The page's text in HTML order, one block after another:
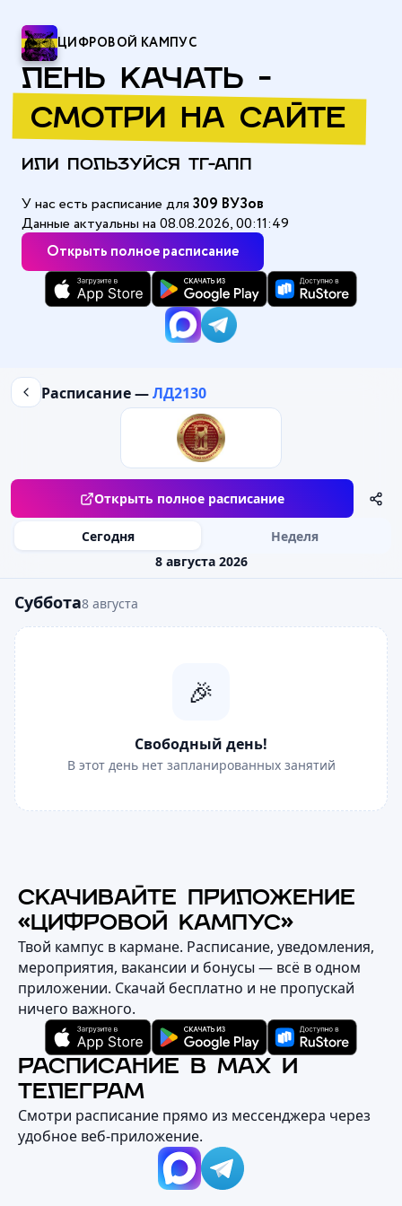
ЦИФРОВОЙ КАМПУС
ЛЕНЬ КАЧАТЬ -
СМОТРИ НА САЙТЕ
ИЛИ ПОЛЬЗУЙСЯ ТГ-АПП
Открыть полное расписание
У нас есть расписание для 309 ВУЗов
Данные актуальны на 08.08.2026, 00:11:49
Главная
Расписание —ЛД2130
Открыть полное расписание
Сегодня
Неделя
8 августа 2026
Суббота8 августа
🎉
Свободный день!
В этот день нет запланированных занятий
СКАЧИВАЙТЕ ПРИЛОЖЕНИЕ
«ЦИФРОВОЙ КАМПУС»
Твой кампус в кармане. Расписание, уведомления,
мероприятия, вакансии и бонусы — всё в одном
приложении. Скачай бесплатно и не пропускай
ничего важного.
РАСПИСАНИЕ В MAX И
ТЕЛЕГРАМ
Смотри расписание прямо из мессенджера через
удобное веб‑приложение.